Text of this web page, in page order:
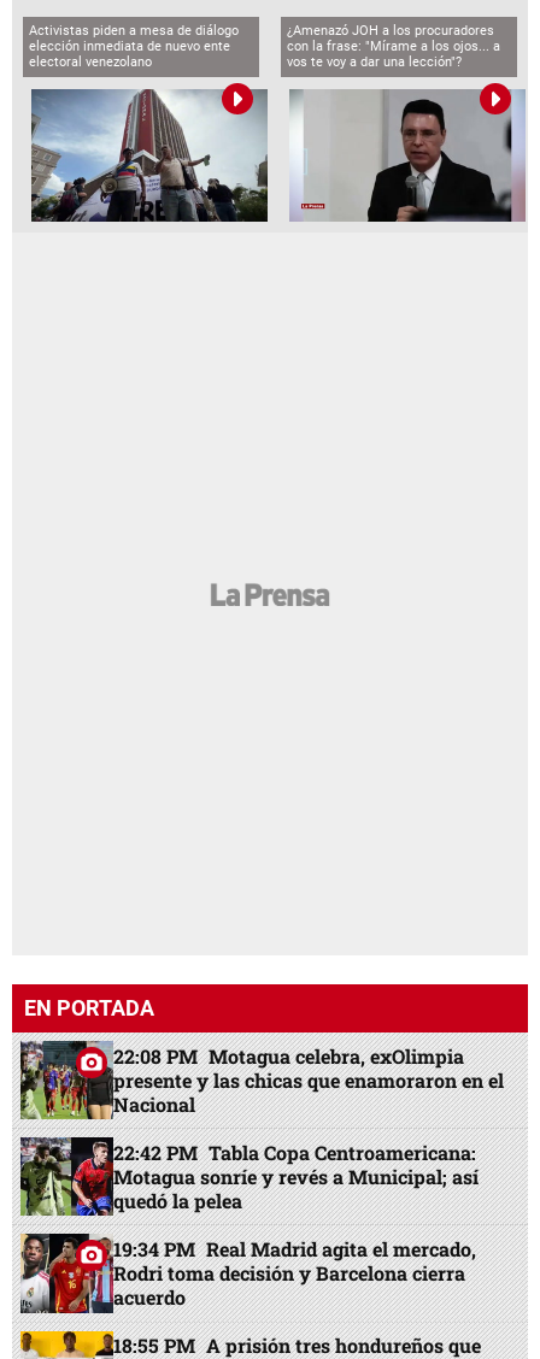
Activistas piden a mesa de diálogo
elección inmediata de nuevo ente
electoral venezolano
¿Amenazó JOH a los procuradores
con la frase: "Mírame a los ojos... a
vos te voy a dar una lección"?
EN PORTADA
22:08 PM Motagua celebra, exOlimpia
presente y las chicas que enamoraron en el
Nacional
22:42 PM Tabla Copa Centroamericana:
Motagua sonríe y revés a Municipal; así
quedó la pelea
19:34 PM Real Madrid agita el mercado,
Rodri toma decisión y Barcelona cierra
acuerdo
18:55 PM A prisión tres hondureños que